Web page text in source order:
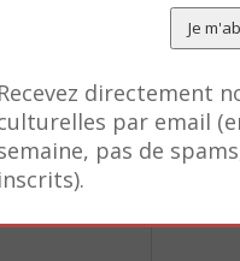
sont
Recevez directement
par email
pas de
inscrits).